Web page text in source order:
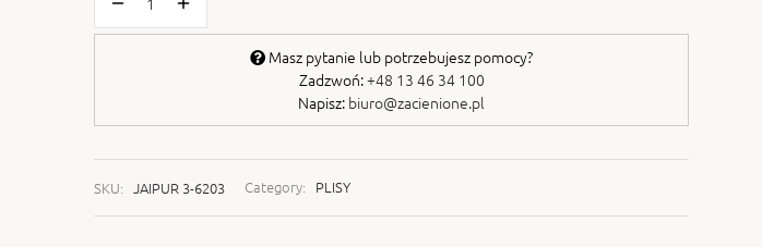
Masz pytanie lub potrzebujesz pomocy?
Zadzwoń:+48 13 46 34 100
Napisz: biuro@zacienione.pl
SKU: JAIPUR 3-6203 Category: PLISY